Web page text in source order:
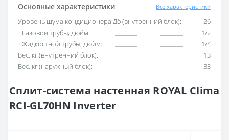
Основные характеристики Все характеристики
Уровень шума кондиционера Дб (внутренний блок):
26
? Газовой трубы, дюйм:
1/2
? Жидкостной трубы, дюйм:
1/4
Вес, кг (внутренний блок):
13
Вес, кг (наружный блок):
33
Сплит-система настенная ROYAL Clima
RCI-GL70HN Inverter